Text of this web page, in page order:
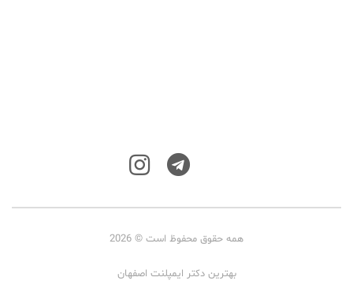
همه حقوق محفوظ است © 2026
بهترین دکتر ایمپلنت اصفهان